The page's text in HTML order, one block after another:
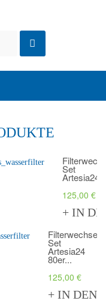
Set
Artesia24...
125,00 €
+ IN
Filterwechsel-
Set
Artesia24
80er...
125,00 €
+ IN DEN